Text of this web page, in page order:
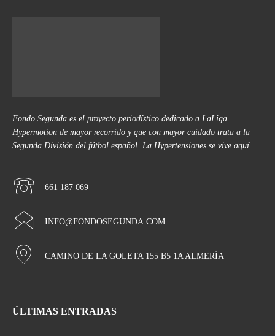
Fondo Segunda es el proyecto periodístico dedicado a LaLiga
Hypermotion de mayor recorrido y que con mayor cuidado trata a la
Segunda División del fútbol español. La Hypertensiones se vive aquí.
661 187 069
INFO@FONDOSEGUNDA.COM
CAMINO DE LA GOLETA 155 B5 1A ALMERÍA
ÚLTIMAS ENTRADAS